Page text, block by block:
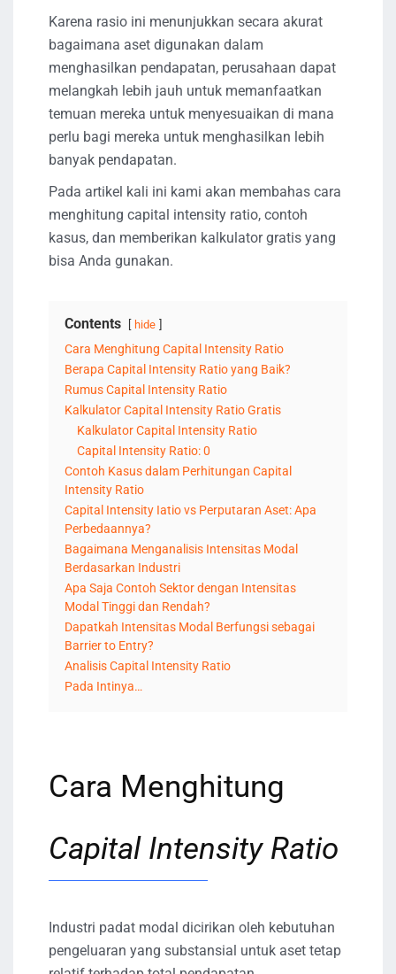
Karena rasio ini menunjukkan secara akurat
bagaimana aset digunakan dalam
menghasilkan pendapatan, perusahaan dapat
melangkah lebih jauh untuk memanfaatkan
temuan mereka untuk menyesuaikan di mana
perlu bagi mereka untuk menghasilkan lebih
banyak pendapatan.
Pada artikel kali ini kami akan membahas cara
menghitung capital intensity ratio, contoh
kasus, dan memberikan kalkulator gratis yang
bisa Anda gunakan.
Contents hide
Cara Menghitung Capital Intensity Ratio
Berapa Capital Intensity Ratio yang Baik?
Rumus Capital Intensity Ratio
Kalkulator Capital Intensity Ratio Gratis
Kalkulator Capital Intensity Ratio
Capital Intensity Ratio: 0
Contoh Kasus dalam Perhitungan Capital
Intensity Ratio
Capital Intensity Iatio vs Perputaran Aset: Apa
Perbedaannya?
Bagaimana Menganalisis Intensitas Modal
Berdasarkan Industri
Apa Saja Contoh Sektor dengan Intensitas
Modal Tinggi dan Rendah?
Dapatkah Intensitas Modal Berfungsi sebagai
Barrier to Entry?
Analisis Capital Intensity Ratio
Pada Intinya…
Cara Menghitung
Capital Intensity Ratio
Industri padat modal dicirikan oleh kebutuhan
pengeluaran yang substansial untuk aset tetap